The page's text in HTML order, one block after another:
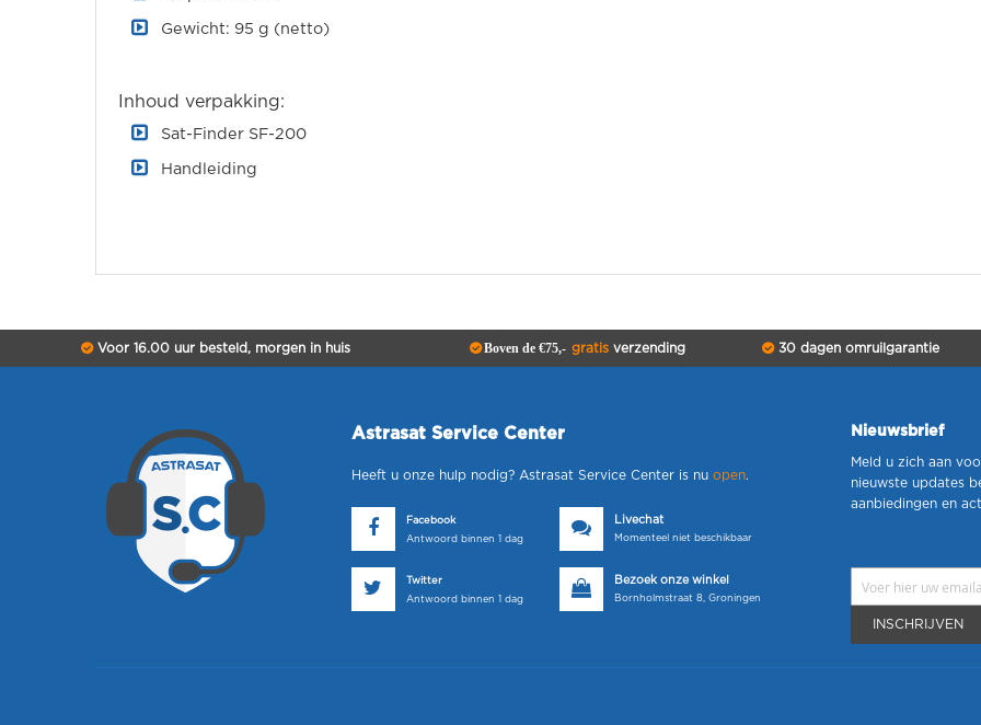
Gewicht: 95 g (netto)
Inhoud verpakking:
Sat-Finder SF-200
Handleiding
Voor 16.00 uur besteld, morgen in huis Boven de €75,- gratisverzending 30 dagen omruilgarantie
Astrasat Service Center
Heeft u onze hulp nodig? Astrasat Service Center is nu open.
Facebook
Antwoord binnen 1 dag
Livechat
Momenteel niet beschikbaar
Twitter
Antwoord binnen 1 dag
Bezoek onze winkel
Bornholmstraat 8, Groningen
Nieuwsbrief
Meld u zich aan
nieuwste updates
aanbiedingen en
INSCHRIJVEN